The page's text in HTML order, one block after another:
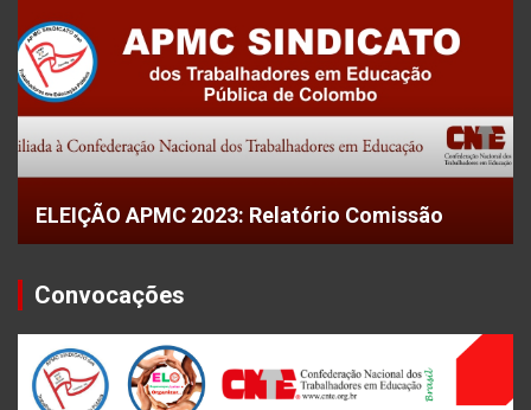
ELEIÇÃO APMC 2023: Relatório Comissão
Convocações